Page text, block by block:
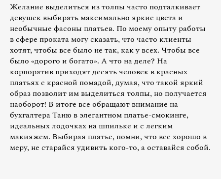
Желание выделиться из толпы часто подталкивает
девушек выбирать максимально яркие цвета и
необычные фасоны платьев. По моему опыту работы
в сфере проката могу сказать, что часто клиенты
хотят, чтобы все было не так, как у всех. Чтобы все
было «дорого и богато». А что на деле? На
корпоратив приходят десять человек в красных
платьях с красной помадой, думая, что такой яркий
образ позволит им выделиться толпы, но получается
наоборот! В итоге все обращают внимание на
бухгалтера Таню в элегантном платье-смокинге,
идеальных лодочках на шпильке и с легким
макияжем. Выбирая платье, помни, что все хорошо в
меру, не старайся удивить кого-то, а оставайся собой.